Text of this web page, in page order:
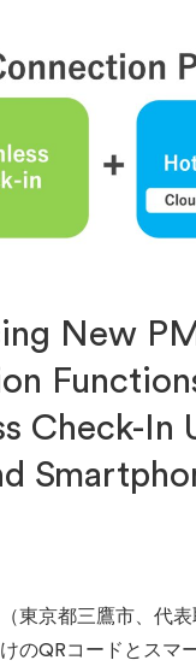
New
Check-In
東京都三鷹市、代表
のQRコードとスマ